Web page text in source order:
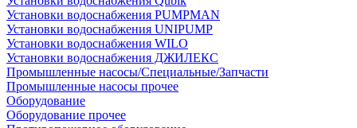
Установки водоснабжения PUMPMAN
Установки водоснабжения UNIPUMP
Установки водоснабжения WILO
Установки водоснабжения ДЖИЛЕКС
Промышленные насосы/Специальные/Запчасти
Промышленные насосы прочее
Оборудование
Оборудование прочее